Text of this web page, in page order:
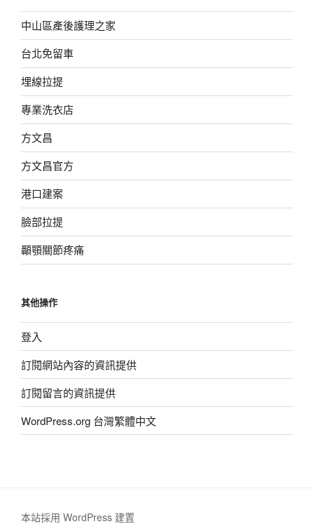
中山區產後護理之家
台北免留車
埋線拉提
專業洗衣店
方文昌
方文昌官方
港口建案
臉部拉提
顳顎關節疼痛
其他操作
登入
訂閱網站內容的資訊提供
訂閱留言的資訊提供
WordPress.org 台灣繁體中文
本站採用 WordPress 建置